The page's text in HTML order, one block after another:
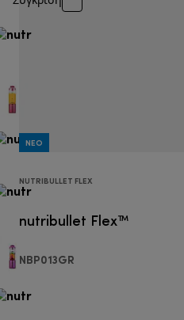
NEO
NUTRIBULLET FLEX
nutribullet Flex™
NBP013GR